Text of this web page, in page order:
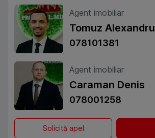
Agent imobiliar
Tomuz Alexandru
078101381
Agent imobiliar
Caraman Denis
078001258
Solicită apel